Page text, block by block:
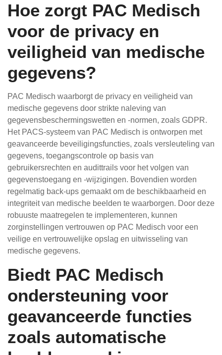
Hoe zorgt PAC Medisch
voor de privacy en
veiligheid van medische
gegevens?
PAC Medisch waarborgt de privacy en veiligheid van
medische gegevens door strikte naleving van
gegevensbeschermingswetten en -normen, zoals GDPR.
Het PACS-systeem van PAC Medisch is ontworpen met
geavanceerde beveiligingsfuncties, zoals versleuteling van
gegevens, toegangscontrole op basis van
gebruikersrechten en audittrails voor het volgen van
gegevenstoegang en -wijzigingen. Bovendien worden
regelmatig back-ups gemaakt om de beschikbaarheid en
integriteit van medische beelden te waarborgen. Door deze
robuuste maatregelen te implementeren, kunnen
zorginstellingen vertrouwen op PAC Medisch voor een
veilige en vertrouwelijke opslag en uitwisseling van
medische gegevens.
Biedt PAC Medisch
ondersteuning voor
geavanceerde functies
zoals automatische